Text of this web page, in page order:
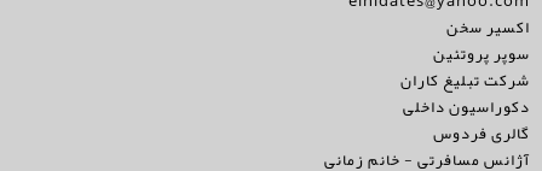
اکسیر سخن
سوپر پروتئین
شرکت تبلیغ کاران
دکوراسیون داخلی
گالری فردوس
آژانس مسافرتی - خانم زمانی